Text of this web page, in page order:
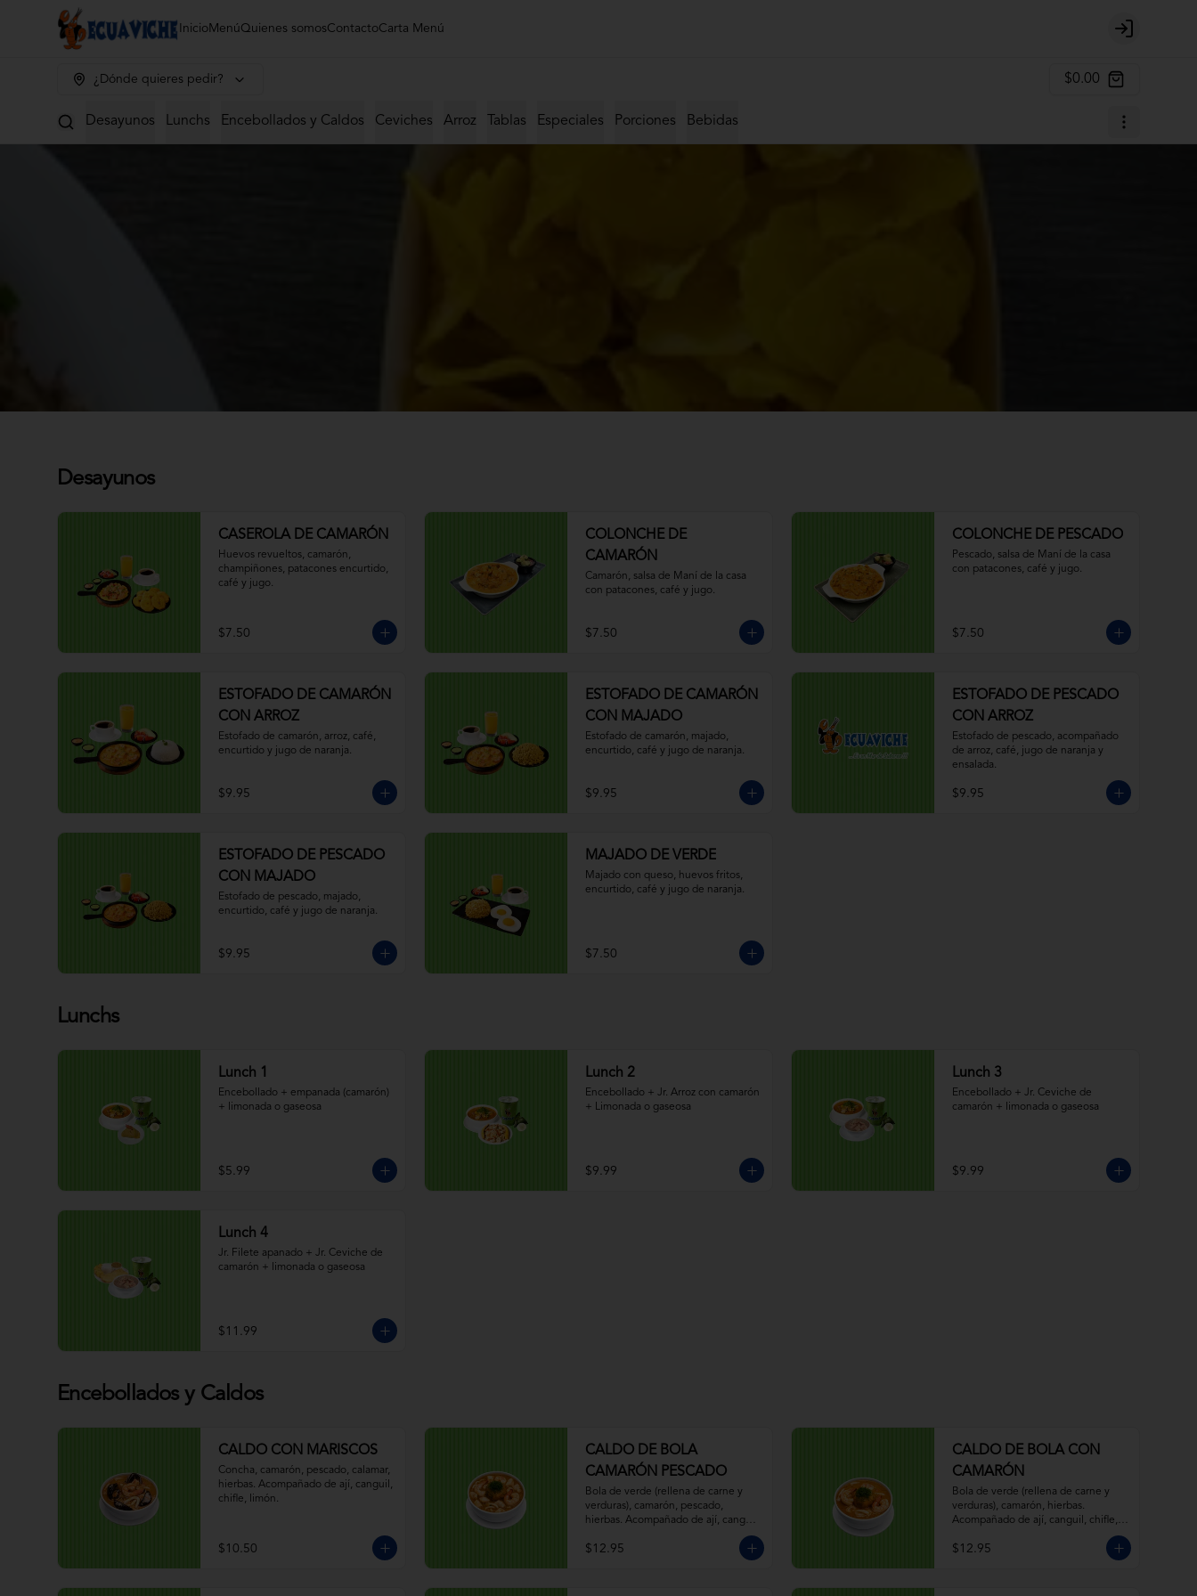
InicioMenúQuienes somosContactoCarta Menú
Login
¿Dónde quieres pedir? $0.00
Desayunos Lunchs Encebollados y Caldos Ceviches Arroz Tablas Especiales Porciones Bebidas
Desayunos
CASEROLA DE CAMARÓN
Huevos revueltos, camarón,
champiñones, patacones encurtido,
café y jugo.
$7.50
COLONCHE DE
CAMARÓN
Camarón, salsa de Maní de la casa
con patacones, café y jugo.
$7.50
COLONCHE DE PESCADO
Pescado, salsa de Maní de la casa
con patacones, café y jugo.
$7.50
ESTOFADO DE CAMARÓN
CON ARROZ
Estofado de camarón, arroz, café,
encurtido y jugo de naranja.
$9.95
ESTOFADO DE CAMARÓN
CON MAJADO
Estofado de camarón, majado,
encurtido, café y jugo de naranja.
$9.95
ESTOFADO DE PESCADO
CON ARROZ
Estofado de pescado, acompañado
de arroz, café, jugo de naranja y
ensalada.
$9.95
ESTOFADO DE PESCADO
CON MAJADO
Estofado de pescado, majado,
encurtido, café y jugo de naranja.
$9.95
MAJADO DE VERDE
Majado con queso, huevos fritos,
encurtido, café y jugo de naranja.
$7.50
Lunchs
Lunch 1
Encebollado + empanada (camarón)
+ limonada o gaseosa
$5.99
Lunch 2
Encebollado + Jr. Arroz con camarón
+ Limonada o gaseosa
$9.99
Lunch 3
Encebollado + Jr. Ceviche de
camarón + limonada o gaseosa
$9.99
Lunch 4
Jr. Filete apanado + Jr. Ceviche de
camarón + limonada o gaseosa
$11.99
Encebollados y Caldos
CALDO CON MARISCOS
Concha, camarón, pescado, calamar,
hierbas. Acompañado de ají, canguil,
chifle, limón.
$10.50
CALDO DE BOLA
CAMARÓN PESCADO
Bola de verde (rellena de carne y
verduras), camarón, pescado,
hierbas. Acompañado de ají, canguil,
$12.95
CALDO DE BOLA CON
CAMARÓN
Bola de verde (rellena de carne y
verduras), camarón, hierbas.
Acompañado de ají, canguil, chifle,
$12.95